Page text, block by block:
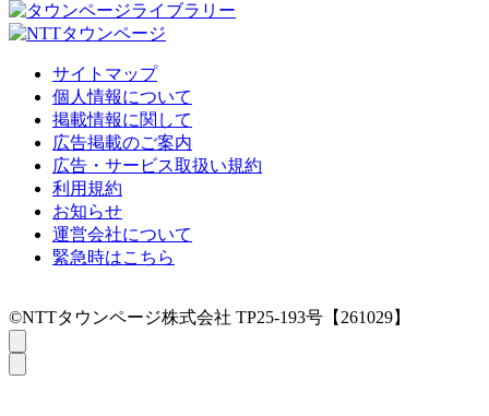
サイトマップ
個人情報について
掲載情報に関して
広告掲載のご案内
広告・サービス取扱い規約
利用規約
お知らせ
運営会社について
緊急時はこちら
©NTTタウンページ株式会社 TP25-193号【261029】